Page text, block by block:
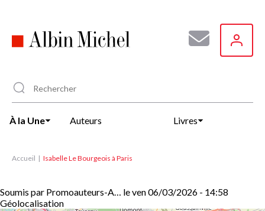
principal
À la Une Auteurs Livres
Accueil Isabelle Le Bourgeois à Paris
Soumis par Promoauteurs-A… leven 06/03/2026 - 14:58
Géolocalisation